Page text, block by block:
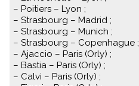
– Poitiers – Lyon ;
– Strasbourg – Madrid ;
– Strasbourg – Munich ;
– Strasbourg – Copenhague ;
– Ajaccio – Paris (Orly) ;
– Bastia – Paris (Orly) ;
– Calvi – Paris (Orly) ;